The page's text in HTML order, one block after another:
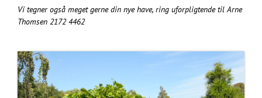
Vi tegner også meget gerne din nye have, ring uforpligtende til Arne
Thomsen 2172 4462